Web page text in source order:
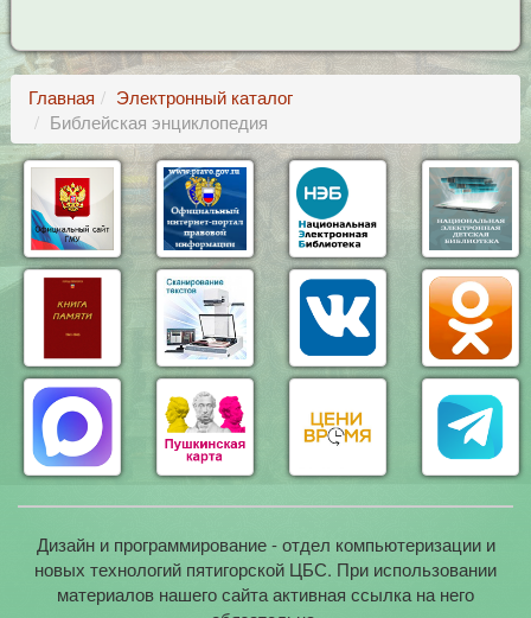
Главная
Электронный каталог
Библейская энциклопедия
Дизайн и программирование - отдел компьютеризации и
новых технологий пятигорской ЦБС. При использовании
материалов нашего сайта активная ссылка на него